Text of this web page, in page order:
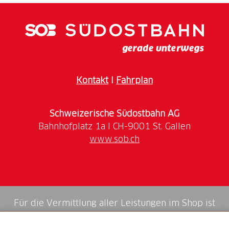
Gemeinsam radeln, motiviert bleiben -
verfolgen Sie Ihre Kilometer!
mehr Sie fahren, desto grösser sind Ihre
Nutzen Sie den exklusiven 4-Wochen-Pro+-Gutschein
von Outdooractive, um Ihre ideale Route zu finden.
Entdecken Sie, wie einfach und angenehm der Weg
die bike to work Challenge erfahren Sie hier.
KontaktI Fahrplan
Schweizerische Südostbahn AG
www.sob.ch
Für die Vermittlung aller Leistungen im Shop ist